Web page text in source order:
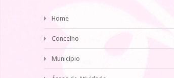
Home
Concelho
Município